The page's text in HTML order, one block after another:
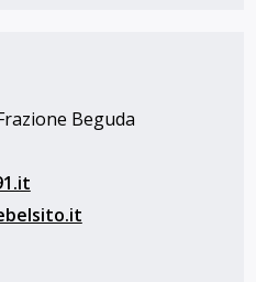
Beguda